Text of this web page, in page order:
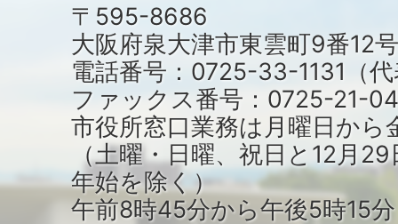
〒595-8686
大阪府泉大津市東雲町9番12号
電話番号：0725-33-1131（
ファックス番号：0725-21-
市役所窓口業務は月曜日から
（土曜・日曜、祝日と12月
年始を除く）
午前8時45分から午後5時15